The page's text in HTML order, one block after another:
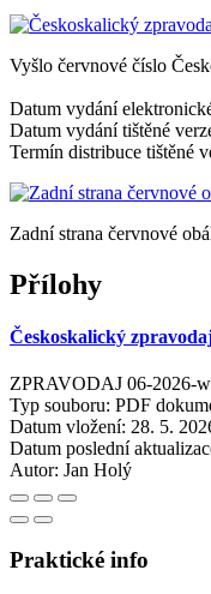
Vyšlo červnové číslo
Datum vydání
Datum vydání tištěné
Termín distribuce tištěné
Zadní strana červnové
Přílohy
Českoskalický
ZPRAVODAJ 06-2026-
Typ souboru: PDF
Datum vložení: 28. 5.
Datum poslední
Autor: Jan Holý
Praktické info